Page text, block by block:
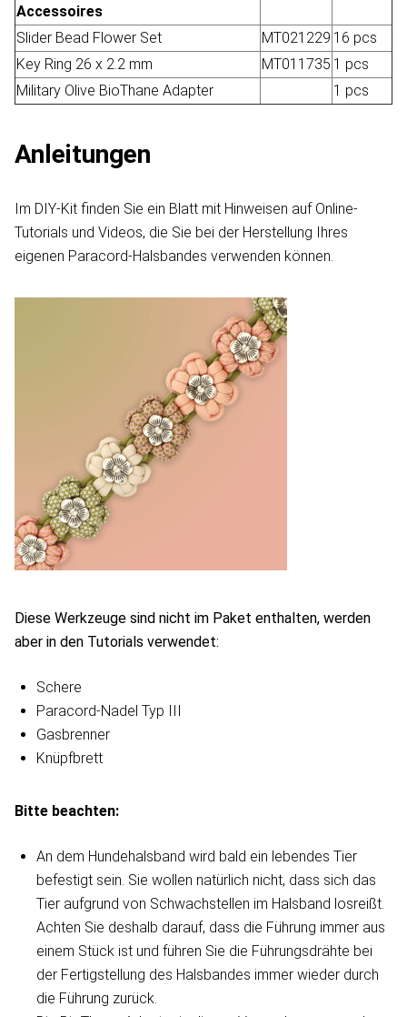
Accessoires
Slider Bead Flower Set
MT021229 16 pcs
Key Ring 26 x 2.2 mm
MT011735 1 pcs
Military Olive BioThane Adapter
1 pcs
Anleitungen
Im DIY-Kit finden Sie ein Blatt mit Hinweisen auf Online-
Tutorials und Videos, die Sie bei der Herstellung Ihres
eigenen Paracord-Halsbandes verwenden können.
Diese Werkzeuge sind nicht im Paket enthalten, werden
aber in den Tutorials verwendet:
Schere
Paracord-Nadel Typ III
Gasbrenner
Knüpfbrett
Bitte beachten:
An dem Hundehalsband wird bald ein lebendes Tier
befestigt sein. Sie wollen natürlich nicht, dass sich das
Tier aufgrund von Schwachstellen im Halsband losreißt.
Achten Sie deshalb darauf, dass die Führung immer aus
einem Stück ist und führen Sie die Führungsdrähte bei
der Fertigstellung des Halsbandes immer wieder durch
die Führung zurück.